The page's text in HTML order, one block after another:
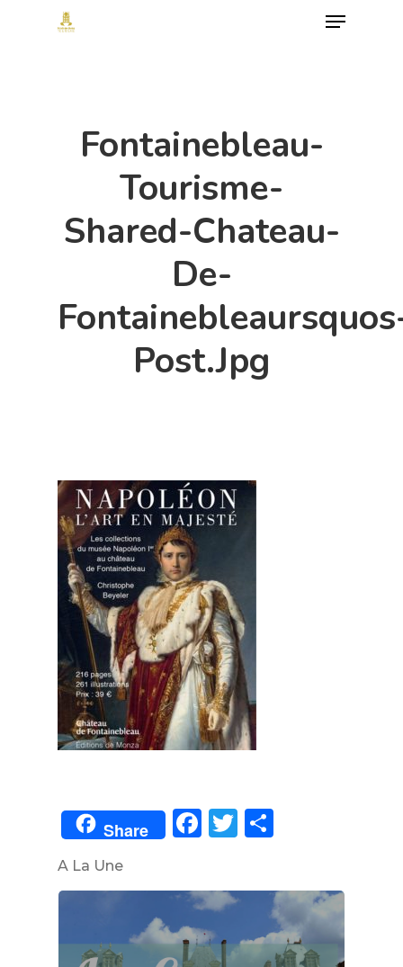
Menu
Fontainebleau-
Tourisme-
Shared-Chateau-
De-
Post.jpg
Share Facebook
Twitter
A La Une